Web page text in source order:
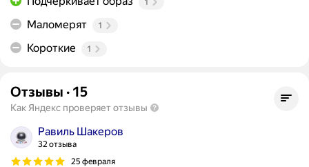
1
Маломерят 1
Короткие 1
Отзывы · 15
Как Яндекс проверяет отзывы
Равиль Шакеров
32 отзыва
25 февраля